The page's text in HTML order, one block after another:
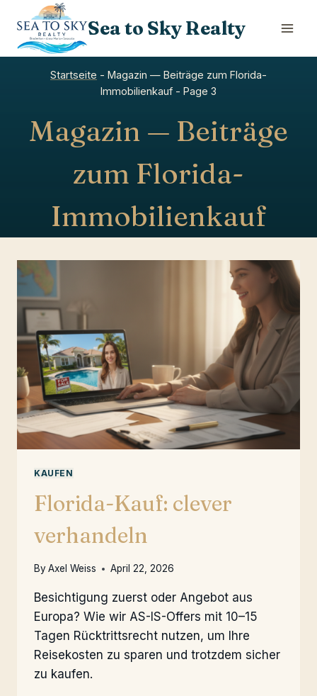
content
Sea to Sky Realty
Startseite - Magazin — Beiträge zum Florida-
Immobilienkauf - Page 3
Magazin — Beiträge
zum Florida-
Immobilienkauf
KAUFEN
Florida-Kauf: clever
verhandeln
ByAxel Weiss April 22, 2026
Besichtigung zuerst oder Angebot aus
Europa? Wie wir AS-IS-Offers mit 10–15
Tagen Rücktrittsrecht nutzen, um Ihre
Reisekosten zu sparen und trotzdem sicher
zu kaufen.